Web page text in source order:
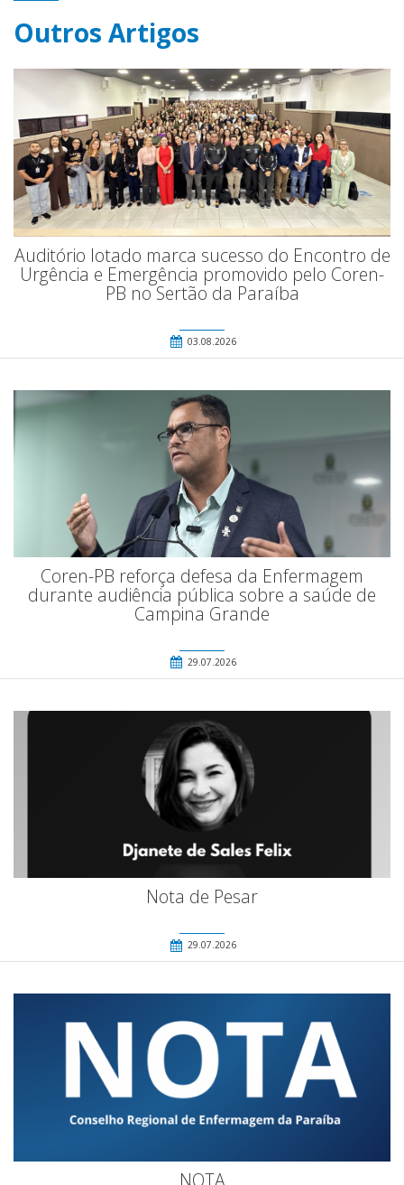
Outros Artigos
Auditório lotado marca sucesso do Encontro de
Urgência e Emergência promovido pelo Coren-
PB no Sertão da Paraíba
03.08.2026
Coren-PB reforça defesa da Enfermagem
durante audiência pública sobre a saúde de
Campina Grande
29.07.2026
Nota de Pesar
29.07.2026
NOTA